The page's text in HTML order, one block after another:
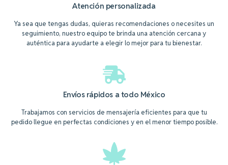
Atención personalizada
Ya sea que tengas dudas, quieras recomendaciones o necesites un
seguimiento, nuestro equipo te brinda una atención cercana y
auténtica para ayudarte a elegir lo mejor para tu bienestar.
Envíos rápidos a todo México
Trabajamos con servicios de mensajería eficientes para que tu
pedido llegue en perfectas condiciones y en el menor tiempo posible.